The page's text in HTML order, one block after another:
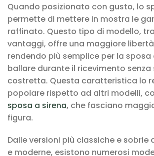
Quando posizionato con gusto, lo
permette di mettere in mostra le
raffinato. Questo tipo di modello,
vantaggi, offre una maggiore
rendendo più semplice per la
ballare durante il ricevimento senza
costretta. Questa caratteristica lo
popolare rispetto ad altri modelli,
sposa a sirena, che fasciano
figura.
Dalle versioni più classiche e sobrie
e moderne, esistono numerosi